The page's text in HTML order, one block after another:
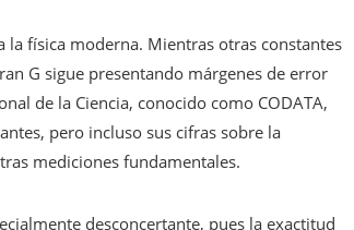
física moderna. Mientras otras constantes
G sigue presentando márgenes de error
de la Ciencia, conocido como CODATA,
pero incluso sus cifras sobre la
mediciones fundamentales.
desconcertante, pues la exactitud